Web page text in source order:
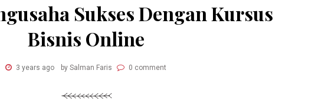
Sukses Dengan Kursus
Bisnis Online
3 years ago by Salman Faris 0 comment